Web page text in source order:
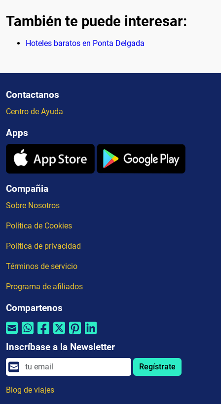
También te puede interesar:
Hoteles baratos en Ponta Delgada
Contactanos
Centro de Ayuda
Apps
Compañia
Sobre Nosotros
Política de Cookies
Política de privacidad
Términos de servicio
Programa de afiliados
Compartenos
Inscríbase a la Newsletter
Regístrate
Blog de viajes